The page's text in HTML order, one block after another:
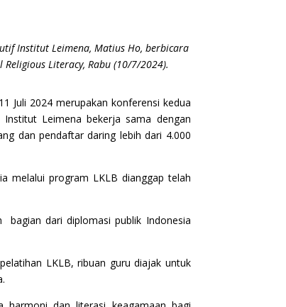
Institut Leimena, Matius Ho, berbicara
Literacy, Rabu (10/7/2024).
Juli 2024 merupakan konferensi kedua
Leimena bekerja sama dengan
dan pendaftar daring lebih dari 4.000
melalui program LKLB dianggap telah
bagian dari diplomasi publik Indonesia
LKLB, ribuan guru diajak untuk